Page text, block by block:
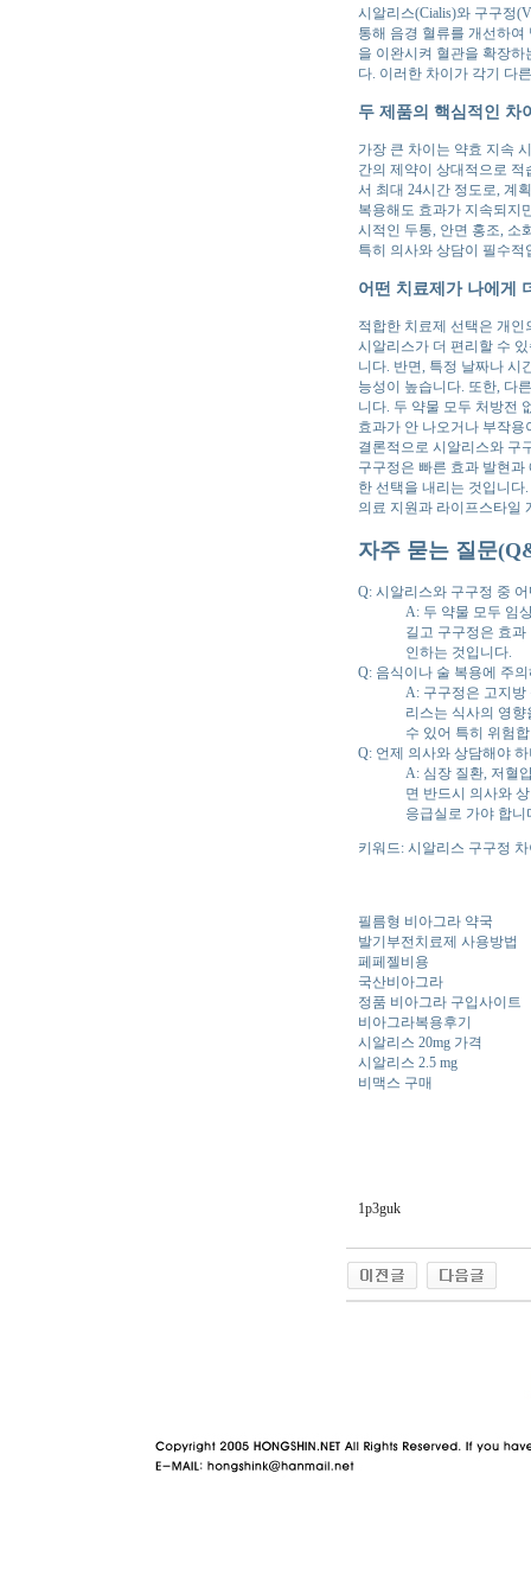
시알리스(Cialis)와 구구정
통해 음경 혈류를 개선하
을 이완시켜 혈관을 확장
다. 이러한 차이가 각기 다
두 제품의 핵심적인 차
가장 큰 차이는 약효 지속
간의 제약이 상대적으로
서 최대 24시간 정도로, 계
복용해도 효과가 지속되지
시적인 두통, 안면 홍조, 소
특히 의사와 상담이 필수적
어떤 치료제가 나에게
적합한 치료제 선택은 개
시알리스가 더 편리할 수
니다. 반면, 특정 날짜나 시
능성이 높습니다. 또한, 다
니다. 두 약물 모두 처방전
효과가 안 나오거나 부작
결론적으로 시알리스와 구
구구정은 빠른 효과 발현
한 선택을 내리는 것입니
의료 지원과 라이프스타일
자주 묻는 질문
Q: 시알리스와 구구정 중
A: 두 약물 모두 임
길고 구구정은 효
인하는 것입니다.
Q: 음식이나 술 복용에 주
A: 구구정은 고지
리스는 식사의 영
수 있어 특히 위험
Q: 언제 의사와 상담해야 하
A: 심장 질환, 저혈
면 반드시 의사와
응급실로 가야 합니
키워드: 시알리스 구구정
필름형 비아그라 약국
발기부전치료제 사용방법
페페젤비용
국산비아그라
정품 비아그라 구입사이트
비아그라복용후기
시알리스 20mg 가격
시알리스 2.5 mg
비맥스 구매
1p3guk